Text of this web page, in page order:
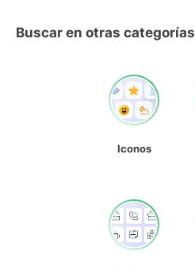
Buscar en otras categorías
Iconos